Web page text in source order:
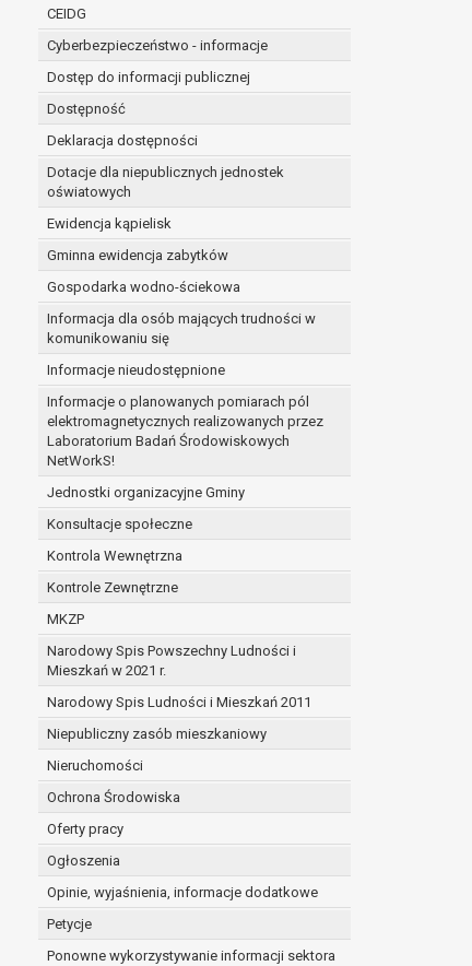
CEIDG
Cyberbezpieczeństwo - informacje
Dostęp do informacji publicznej
Dostępność
Deklaracja dostępności
Dotacje dla niepublicznych jednostek
oświatowych
Ewidencja kąpielisk
Gminna ewidencja zabytków
Gospodarka wodno-ściekowa
Informacja dla osób mających trudności w
komunikowaniu się
Informacje nieudostępnione
Informacje o planowanych pomiarach pól
elektromagnetycznych realizowanych przez
Laboratorium Badań Środowiskowych
NetWorkS!
Jednostki organizacyjne Gminy
Konsultacje społeczne
Kontrola Wewnętrzna
Kontrole Zewnętrzne
MKZP
Narodowy Spis Powszechny Ludności i
Mieszkań w 2021 r.
Narodowy Spis Ludności i Mieszkań 2011
Niepubliczny zasób mieszkaniowy
Nieruchomości
Ochrona Środowiska
Oferty pracy
Ogłoszenia
Opinie, wyjaśnienia, informacje dodatkowe
Petycje
Ponowne wykorzystywanie informacji sektora
administratorowi bądź
niezbędność przetwarzania do celów
Z przyczyn związanych z Pani/Pana
on istnienie ważnych prawnie
ustalenia, dochodzenia lub obrony roszczeń.
W przypadku gdy przetwarzanie danych
prawo do cofnięcia tej zgody w dowolnym
Przysługuje Pani/Panu prawo wniesienia skargi
Organem właściwym do wniesienia skargi jest
W zależności od sfery, w której przetwarzane są
Pani/Pana dane nie będą poddawane